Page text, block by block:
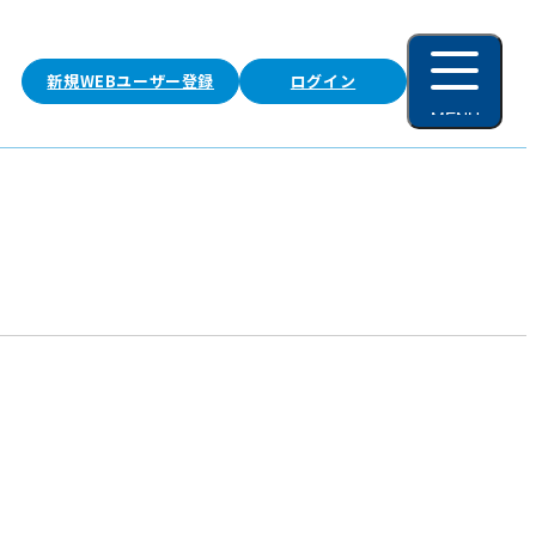
新規WEBユーザー登録 ログイン
MENU